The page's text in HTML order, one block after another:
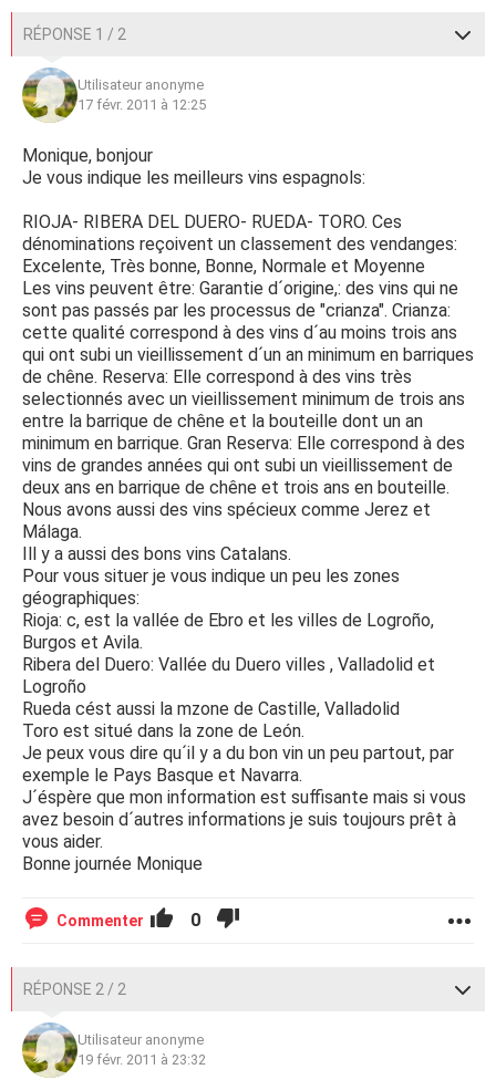
RÉPONSE 1 / 2
Utilisateur anonyme
17 févr. 2011 à 12:25
Monique, bonjour
Je vous indique les meilleurs vins espagnols:
RIOJA- RIBERA DEL DUERO- RUEDA- TORO. Ces
dénominations reçoivent un classement des vendanges:
Excelente, Très bonne, Bonne, Normale et Moyenne
Les vins peuvent être: Garantie d´origine,: des vins qui ne
sont pas passés par les processus de "crianza". Crianza:
cette qualité correspond à des vins d´au moins trois ans
qui ont subi un vieillissement d´un an minimum en barriques
de chêne. Reserva: Elle correspond à des vins très
selectionnés avec un vieillissement minimum de trois ans
entre la barrique de chêne et la bouteille dont un an
minimum en barrique. Gran Reserva: Elle correspond à des
vins de grandes années qui ont subi un vieillissement de
deux ans en barrique de chêne et trois ans en bouteille.
Nous avons aussi des vins spécieux comme Jerez et
Málaga.
Ill y a aussi des bons vins Catalans.
Pour vous situer je vous indique un peu les zones
géographiques:
Rioja: c, est la vallée de Ebro et les villes de Logroño,
Burgos et Avila.
Ribera del Duero: Vallée du Duero villes , Valladolid et
Logroño
Rueda cést aussi la mzone de Castille, Valladolid
Toro est situé dans la zone de León.
Je peux vous dire qu´il y a du bon vin un peu partout, par
exemple le Pays Basque et Navarra.
J´éspère que mon information est suffisante mais si vous
avez besoin d´autres informations je suis toujours prêt à
vous aider.
Bonne journée Monique
Commenter 0
RÉPONSE 2 / 2
Utilisateur anonyme
19 févr. 2011 à 23:32